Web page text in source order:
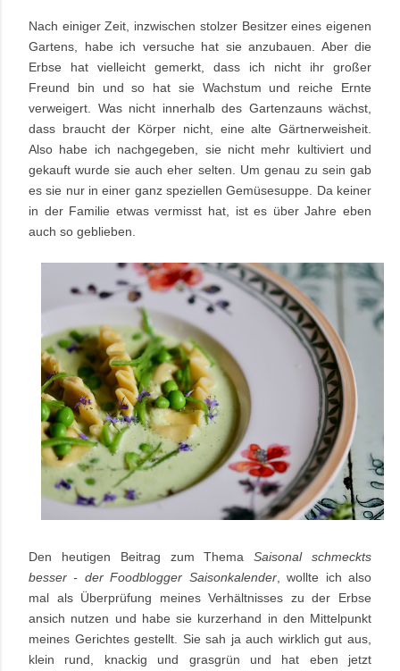
Nach einiger Zeit, inzwischen stolzer Besitzer eines eigenen
Gartens, habe ich versuche hat sie anzubauen. Aber die
Erbse hat vielleicht gemerkt, dass ich nicht ihr großer
Freund bin und so hat sie Wachstum und reiche Ernte
verweigert. Was nicht innerhalb des Gartenzauns wächst,
dass braucht der Körper nicht, eine alte Gärtnerweisheit.
Also habe ich nachgegeben, sie nicht mehr kultiviert und
gekauft wurde sie auch eher selten. Um genau zu sein gab
es sie nur in einer ganz speziellen Gemüsesuppe. Da keiner
in der Familie etwas vermisst hat, ist es über Jahre eben
auch so geblieben.
Den heutigen Beitrag zum ThemaSaisonal schmeckts
besser - der Foodblogger Saisonkalender, wollte ich also
mal als Überprüfung meines Verhältnisses zu der Erbse
ansich nutzen und habe sie kurzerhand in den Mittelpunkt
meines Gerichtes gestellt. Sie sah ja auch wirklich gut aus,
klein rund, knackig und grasgrün und hat eben jetzt